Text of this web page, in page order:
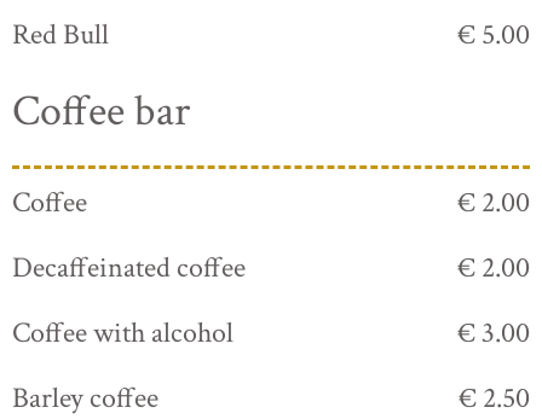
Red Bull
€ 5.00
Coffee bar
Coffee
€ 2.00
Decaffeinated coffee
€ 2.00
Coffee with alcohol
€ 3.00
Barley coffee
€ 2.50